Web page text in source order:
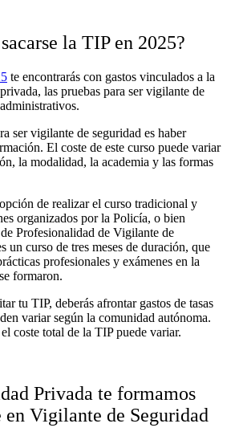
la TIP en 2025?
te encontrarás con gastos vinculados a la
las pruebas para ser vigilante de
ser vigilante de seguridad es haber
El coste de este curso puede variar
la modalidad, la academia y las formas
de realizar el curso tradicional y
organizados por la Policía, o bien
Profesionalidad de Vigilante de
un curso de tres meses de duración, que
profesionales y exámenes en la
formaron.
tu TIP, deberás afrontar gastos de tasas
variar según la comunidad autónoma.
coste total de la TIP puede variar.
Privada te formamos
Vigilante de Seguridad